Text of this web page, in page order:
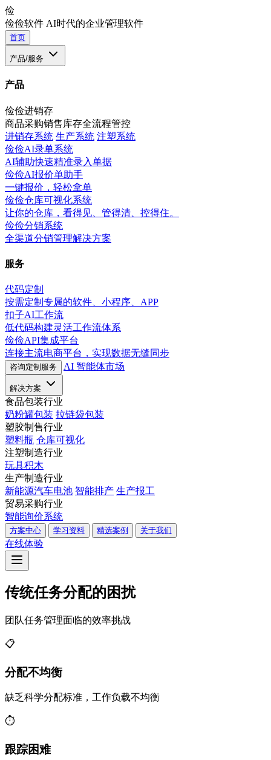
俭
俭俭软件 AI时代的企业管理软件
首页
产品/服务
产品
俭俭进销存
商品采购销售库存全流程管控
进销存系统 生产系统 注塑系统
俭俭AI录单系统
AI辅助快速精准录入单据
俭俭AI报价单助手
一键报价，轻松拿单
俭俭仓库可视化系统
让你的仓库，看得见、管得清、控得住。
俭俭分销系统
全渠道分销管理解决方案
服务
代码定制
按需定制专属的软件、小程序、APP
扣子AI工作流
低代码构建灵活工作流体系
俭俭API集成平台
连接主流电商平台，实现数据无缝同步
咨询定制服务 AI 智能体市场
解决方案
食品包装行业
奶粉罐包装 拉链袋包装
塑胶制售行业
塑料瓶 仓库可视化
注塑制造行业
玩具积木
生产制造行业
新能源汽车电池 智能排产 生产报工
贸易采购行业
智能询价系统
方案中心 学习资料 精选案例 关于我们
在线体验
传统任务分配的困扰
团队任务管理面临的效率挑战
📋
分配不均衡
缺乏科学分配标准，工作负载不均衡
⏱️
跟踪困难